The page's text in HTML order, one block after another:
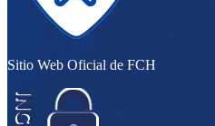
Sitio Web Oficial de FCH